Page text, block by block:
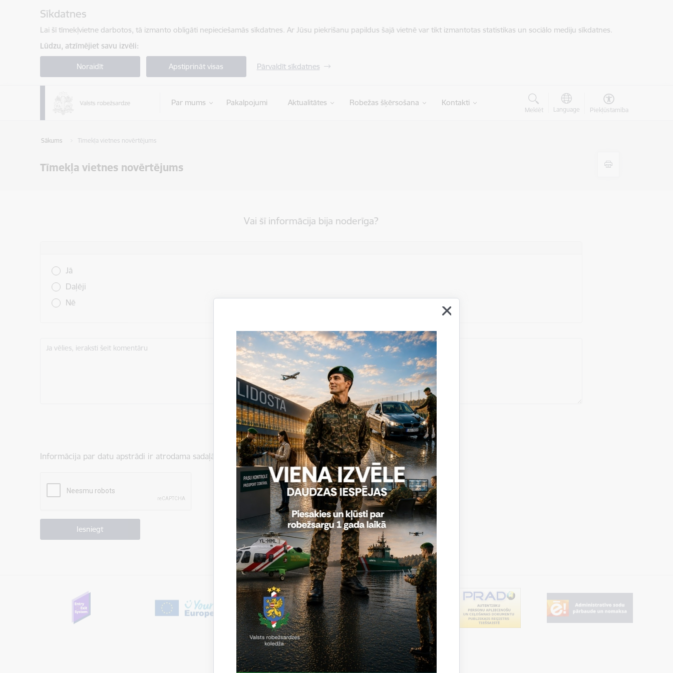
Sīkdatnes
Lai šī tīmekļvietne darbotos, tā izmanto obligāti nepieciešamās sīkdatnes. Ar Jūsu piekrišanu papildus šajā vietnē var tikt izmantotas statistikas un sociālo mediju sīkdatnes.
Lūdzu, atzīmējiet savu izvēli:
Noraidīt Apstiprināt visas Pārvaldīt sīkdatnes
Par mums Pakalpojumi Aktualitātes Robežas šķērsošana Kontakti
Meklēt Language Piekļūstamība
Sākums Tīmekļa vietnes novērtējums
Tīmekļa vietnes novērtējums
Vai šī informācija bija noderīga?
Jā
Daļēji
Nē
Ja vēlies, ieraksti šeit komentāru
Vēlos atstāt savu e-pastu saziņai
Informācija par datu apstrādi ir atrodama sadaļā: Privātuma politika
Vai šī informācija bija noderīga?